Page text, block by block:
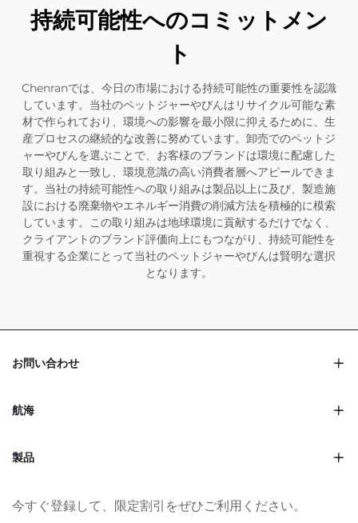
持続可能性へのコミットメン
ト
Chenranでは、今日の市場における持続可能性の重要性を認識
しています。当社のペットジャーやびんはリサイクル可能な素
材で作られており、環境への影響を最小限に抑えるために、生
産プロセスの継続的な改善に努めています。卸売でのペットジ
ャーやびんを選ぶことで、お客様のブランドは環境に配慮した
取り組みと一致し、環境意識の高い消費者層へアピールできま
す。当社の持続可能性への取り組みは製品以上に及び、製造施
設における廃棄物やエネルギー消費の削減方法を積極的に模索
しています。この取り組みは地球環境に貢献するだけでなく、
クライアントのブランド評価向上にもつながり、持続可能性を
重視する企業にとって当社のペットジャーやびんは賢明な選択
となります。
お問い合わせ
航海
製品
今すぐ登録して、限定割引をぜひご利用ください。